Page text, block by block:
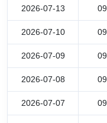
2026-07-13
2026-07-10
2026-07-09
2026-07-08
2026-07-07